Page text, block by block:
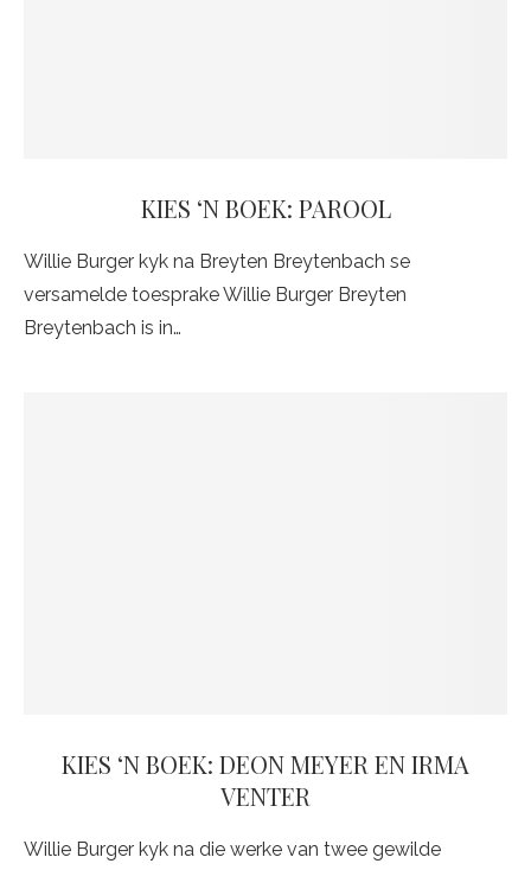
KIES ‘N BOEK: PAROOL
Willie Burger kyk na Breyten Breytenbach se
versamelde toesprake Willie Burger Breyten
Breytenbach is in…
KIES ‘N BOEK: DEON MEYER EN IRMA
VENTER
Willie Burger kyk na die werke van twee gewilde